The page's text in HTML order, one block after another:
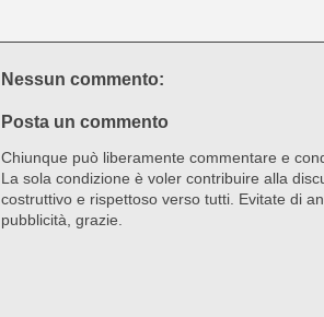
Nessun commento:
Posta un commento
Chiunque può liberamente commentare e
La sola condizione è voler contribuire alla
costruttivo e rispettoso verso tutti. Evitate di
pubblicità, grazie.